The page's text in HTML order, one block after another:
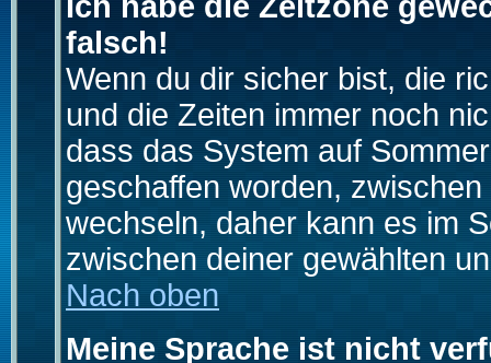
falsch!
Wenn du dir sicher bist, die
und die Zeiten immer noch
dass das System auf
geschaffen worden,
wechseln, daher kann es im
zwischen deiner gewählten
Nach oben
Meine Sprache ist nicht